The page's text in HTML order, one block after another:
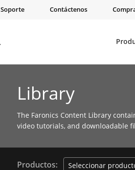
Soporte Contáctenos
Library
The Faronics Content Library
video tutorials, and downloadable
Productos: